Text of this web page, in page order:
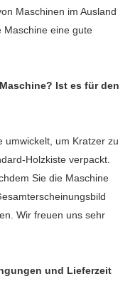
Maschinen im Ausland
Maschine eine gute
Ist es für den
umwickelt, um Kratzer zu
Holzkiste verpackt.
Sie die Maschine
Wir freuen uns sehr
und Lieferzeit